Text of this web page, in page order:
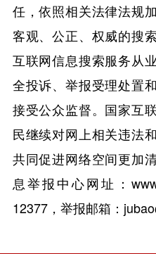
任，依照相关法律法规
客观、公正、权威的搜
互联网信息搜索服务从
全投诉、举报受理处置
接受公众监督。国家互
民继续对网上相关违法
共同促进网络空间更加
息举报中心网址：
12377，举报邮箱：